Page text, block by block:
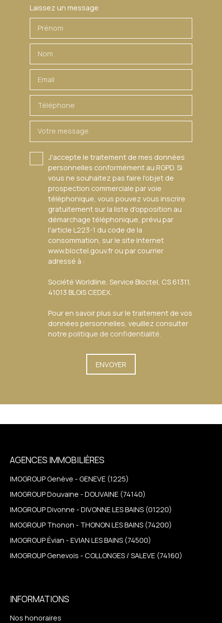
appartement spacieux, confortable et idéalement situé
pour les frontaliers recherchant un cadre de vie privilégié.
Laissez un message
Prénom
Nom
Email
Téléphone
Votre message
J'accepte le traitement de mes données
personnelles conformément au RGPD. Si
vous ne souhaitez pas faire l'objet de
prospection commerciale par voie
téléphonique, vous pouvez vous inscrire
gratuitement sur la liste d'opposition au
démarchage téléphonique, prévu par
l'article L223-1 du code de la
consommation, sur le site Internet
www.bloctel.gouv.fr ou par courrier
adressé à :
Société Worldline, Service Bloctel, CS 61311,
41013 BLOIS CEDEX.
Pour en savoir plus sur le traitement de vos
données personnelles, veuillez consulter
notre politique de confidentialité.
ENVOYER
AGENCES IMMOBILIÈRES
IMOGROUP Genève - GENEVE (1225)
IMOGROUP Douvaine - DOUVAINE (74140)
IMOGROUP Divonne - DIVONNE LES BAINS (01220)
IMOGROUP Thonon - THONON LES BAINS (74200)
IMOGROUP Évian - EVIAN LES BAINS (74500)
IMOGROUP Genevois - COLLONGES / SALEVE (74160)
INFORMATIONS
Nos honoraires